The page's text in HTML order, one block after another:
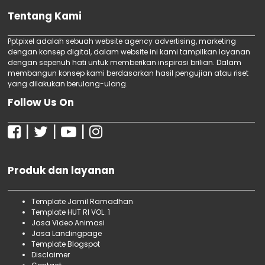
Jasa Webinar SEO
Jasa Digital Marketing Murah
Jasa SEO Bersertifikat Terbaik
Jasa SEO Bersertifikat
Jasa SEO Terbaik di Jakarta
Jasa SEO Produk Makanan dan Minuman
Jasa Menulis SEO Untuk Pemasaran Produk
Jasa SEO Makanan Untuk Home Industri
Jasa SEO One Page Berkualitas
Jasa SEO Bersertifikat di Jakarta dan
Sekitarnya
Terima Kursus SEO Specialist untuk Pemula
Bersama ...
Terima Webinar SEO Gratis untuk Pemula
Bersama Ipt...
Terima Kursus Digital Marketing Offline untuk
Undangan, Jasa video animasi UUD 1945,
Jasa video animasi Buku Import, Jasa video
animasi Agriculture Book Import, Jasa video
animasi Art & Novel Import, Jasa video
animasi Child & Teenager Book Import, Jasa
video animasi Computer Book Import,
Tentang Kami
Pptpixel adalah sebuah website agency advertising, marketing
dengan konsep digital, dalam website ini kami tampilkan layanan
dengan sepenuh hati untuk memberikan inspirasi brilian. Dalam
membangun konsep kami berdasarkan hasil pengujian atau riset
yang dilakukan berulang-ulang.
Follow Us On
| | |
Produk dan layanan
Template Jamil Ramadhan
Template HUT RI VOL. 1
Jasa Video Animasi
Jasa Landingpage
Template Blogspot
Disclaimer